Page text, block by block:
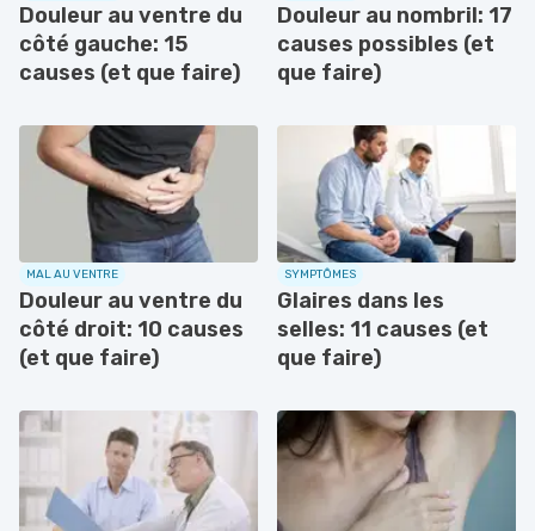
Douleur au ventre du
côté gauche: 15
causes (et que faire)
Douleur au nombril: 17
causes possibles (et
que faire)
MAL AU VENTRE
Douleur au ventre du
côté droit: 10 causes
(et que faire)
SYMPTÔMES
Glaires dans les
selles: 11 causes (et
que faire)